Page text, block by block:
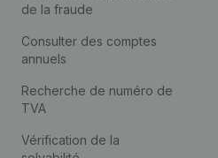
de la fraude
Consulter des comptes
annuels
Recherche de numéro de
TVA
Vérification de la